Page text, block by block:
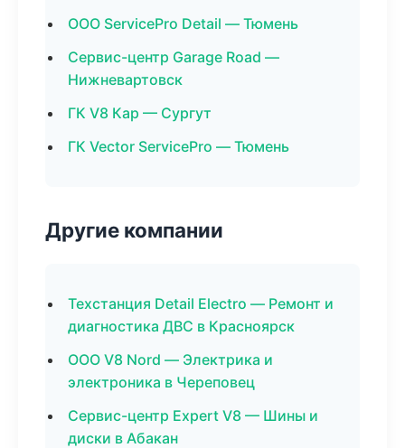
ООО ServicePro Detail — Тюмень
Сервис-центр Garage Road —
Нижневартовск
ГК V8 Кар — Сургут
ГК Vector ServicePro — Тюмень
Другие компании
Техстанция Detail Electro — Ремонт и
диагностика ДВС в Красноярск
ООО V8 Nord — Электрика и
электроника в Череповец
Сервис-центр Expert V8 — Шины и
диски в Абакан